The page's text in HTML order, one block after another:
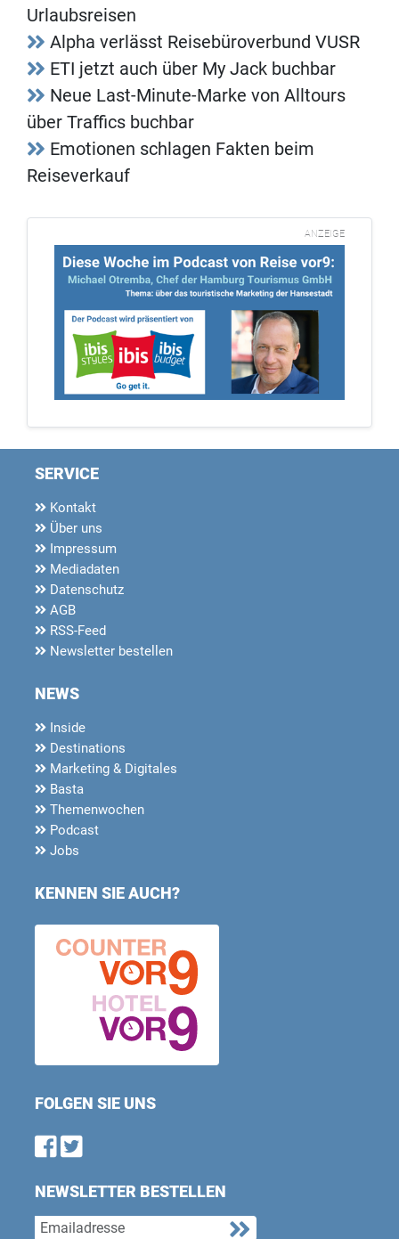
Urlaubsreisen
Alpha verlässt Reisebüroverbund VUSR
ETI jetzt auch über My Jack buchbar
Neue Last-Minute-Marke von Alltours
über Traffics buchbar
Emotionen schlagen Fakten beim
Reiseverkauf
ANZEIGE
SERVICE
Kontakt
Über uns
Impressum
Mediadaten
Datenschutz
AGB
RSS-Feed
Newsletter bestellen
NEWS
Inside
Destinations
Marketing & Digitales
Basta
Themenwochen
Podcast
Jobs
KENNEN SIE AUCH?
FOLGEN SIE UNS
Find us on Facebook
Follow us on Twitter
NEWSLETTER BESTELLEN